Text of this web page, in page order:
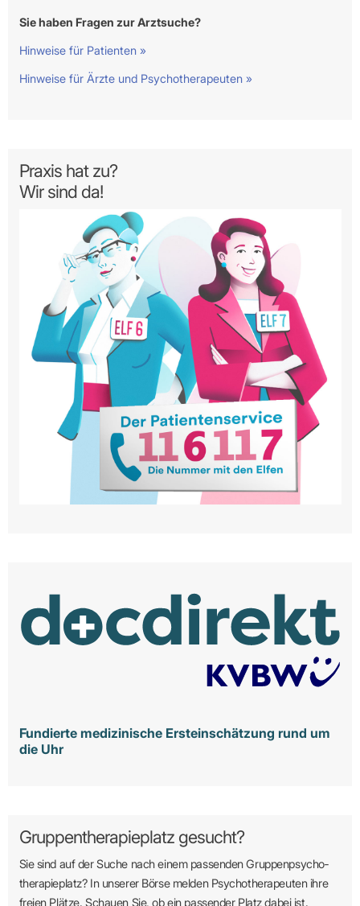
Sie haben Fragen zur Arztsuche?
Hinweise für Patienten »
Hinweise für Ärzte und Psychotherapeuten »
Praxis hat zu?
Wir sind da!
Fundierte medizinische Ersteinschätzung rund um
die Uhr
Gruppentherapieplatz gesucht?
Sie sind auf der Suche nach einem passenden Gruppen­psycho­
therapie­platz? In unserer Börse melden Psycho­­thera­­peuten ihre
freien Plätze. Schauen Sie, ob ein passender Platz dabei ist.